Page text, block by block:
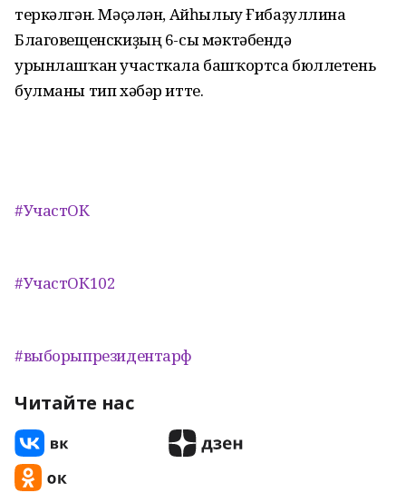
теркәлгән. Мәҫәлән, Айһылыу Ғибаҙуллина
Благовещенскиҙың 6-сы мәктәбендә
урынлашҡан участкала башҡортса бюллетень
булманы тип хәбәр итте.
#УчастОК
#УчастОК102
#выборыпрезидентарф
Читайте нас